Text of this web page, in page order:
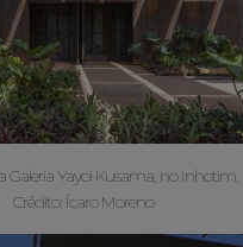
Galeria Yayoi Kusama, no Inhotim.
Crédito: Ícaro Moreno